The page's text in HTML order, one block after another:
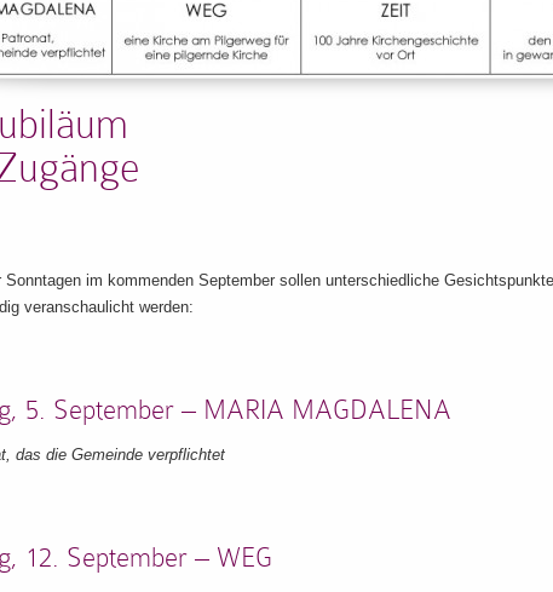
Sonntagen im kommenden September sollen unterschiedliche
veranschaulicht werden:
5. September – MARIA MAGDALENA
das die Gemeinde verpflichtet
12. September – WEG